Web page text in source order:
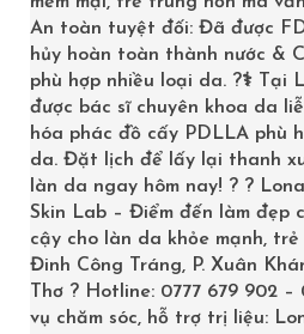
Một số gợi ý dành cho khách
xóa nhăn trán tại Vĩnh
• Xác minh giấy phép hành
cũng như các chứng chỉ và
thực hiện đạt
• Tham khảo ý kiến, đánh giá
sử dụng dịch vụ với các địa
DIVA, Thẩm Mỹ Viện Seoul
An toàn tuyệt đối: Đã được
hủy hoàn toàn thành nước &
phù hợp nhiều loại da. ?‍⚕️ Tại
được bác sĩ chuyên khoa da
hóa phác đồ cấy PDLLA phù
da. Đặt lịch để lấy lại thanh
làn da ngay hôm nay! ? ?
Skin Lab – Điểm đến làm đẹp
cậy cho làn da khỏe mạnh,
Đinh Công Tráng, P. Xuân
Thơ ? Hotline: 0777 679 902
vụ chăm sóc, hỗ trợ trị liệu: